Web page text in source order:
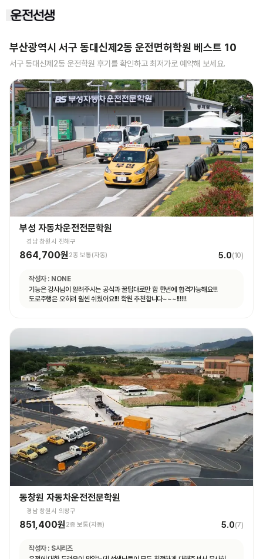
부산광역시 서구 동대신제2동 운전면허학원 베스트 10
서구 동대신제2동 운전학원 후기를 확인하고 최저가로 예약해 보세요.
부성 자동차운전전문학원
경남 창원시 진해구
864,700원2종 보통(자동) 5.0(10)
작성자 : NONE
기능은 강사님이 알려주시는 공식과 꿀팁대로만 함 한번에 합격가능해요!!!
도로주행은 오히려 훨씬 쉬웠어요!!! 학원 추천합니다~~~!!!!!!
동창원 자동차운전전문학원
경남 창원시 의창구
851,400원 2종 보통(자동) 5.0(7)
작성자 : S시리즈